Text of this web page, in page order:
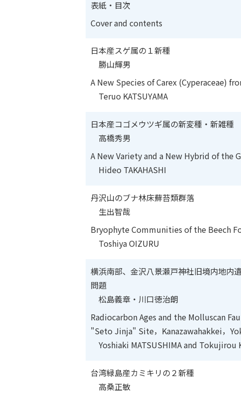
表紙・目次
Cover and contents
日本産スゲ属の１新種
勝山輝男
A New Species of Carex (Cyperaceae)
Teruo KATSUYAMA
日本産コゴメウツギ属の新変種・新雑種
高橋秀男
A New Variety and a New Hybrid of the
Hideo TAKAHASHI
丹沢山のブナ林床蘚苔類群落
生出智哉
Bryophyte Communities of the Beech
Toshiya OIZURU
横浜南部、金沢八景瀬戸神社旧境内地内
問題
松島義章・川口徳治朗
Radiocarbon Ages and the Molluscan
"Seto Jinja" Site，Kanazawahakkei，
Yoshiaki MATSUSHIMA and Tokujirou
台湾緑島産カミキリの２新種
高桑正敏